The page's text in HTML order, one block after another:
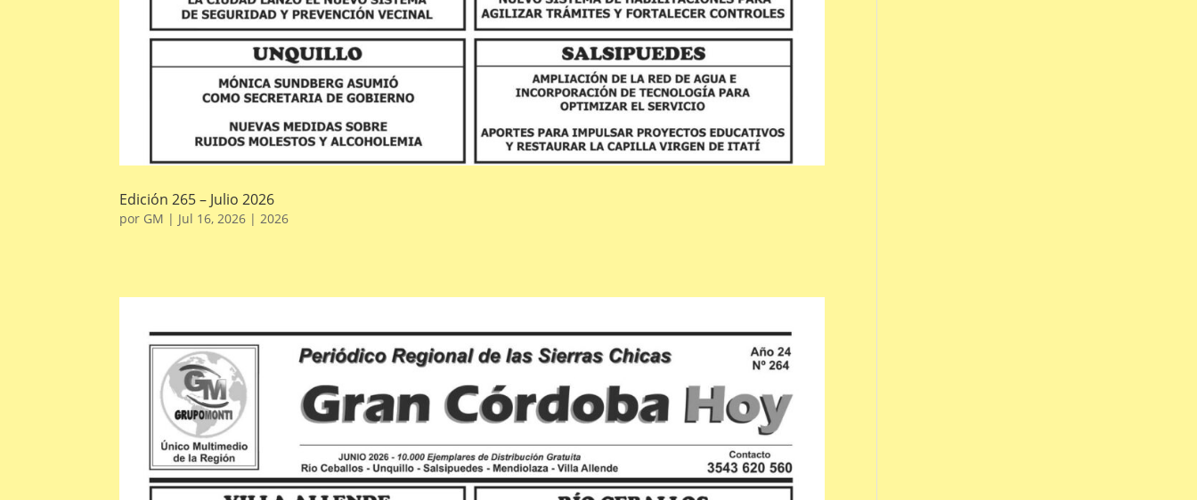
Edición 265 – Julio 2026
por GM | Jul 16, 2026 |2026